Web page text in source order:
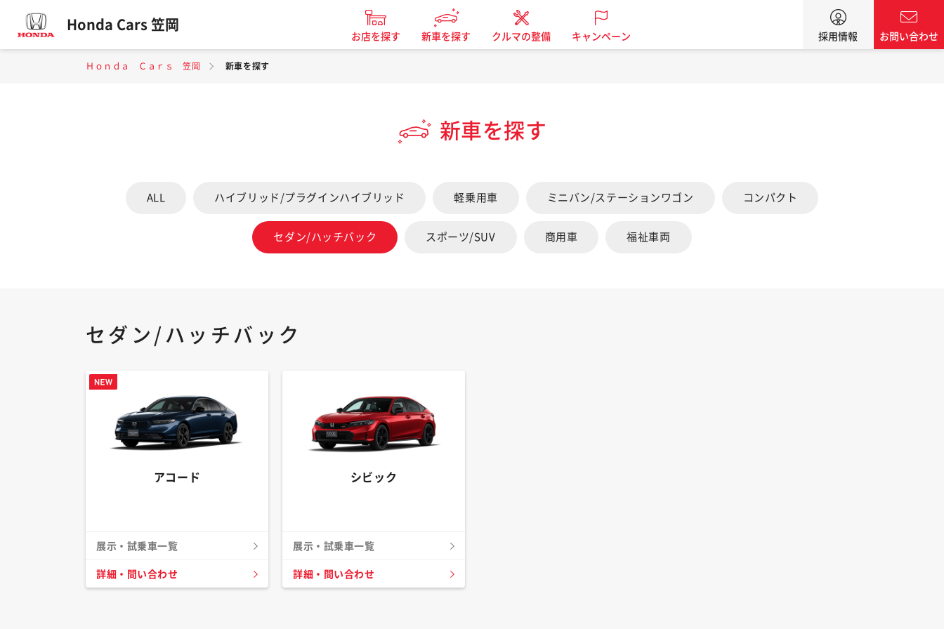
Honda Cars 笠岡
お店を探す 新車を探す クルマの整備 キャンペーン 採用情報 お問い合わせ
Ｈｏｎｄａ Ｃａｒｓ 笠岡 新車を探す
新車を探す
ALL ハイブリッド/プラグインハイブリッド 軽乗用車 ミニバン/ステーションワゴン コンパクト
セダン/ハッチバック スポーツ/SUV 商用車 福祉車両
セダン/ハッチバック
アコード
展示・試乗車一覧
詳細・問い合わせ
シビック
展示・試乗車一覧
詳細・問い合わせ